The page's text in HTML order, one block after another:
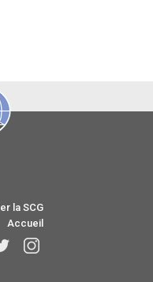
la SCG
Accueil